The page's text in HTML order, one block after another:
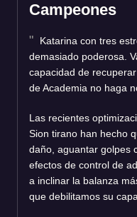
Campeones
Katarina con tres
demasiado poderosa.
capacidad de
de Academia no haga
Las recientes
Sion tirano han hecho
daño, aguantar golpes
efectos de control de
a inclinar la balanza
que debilitamos su